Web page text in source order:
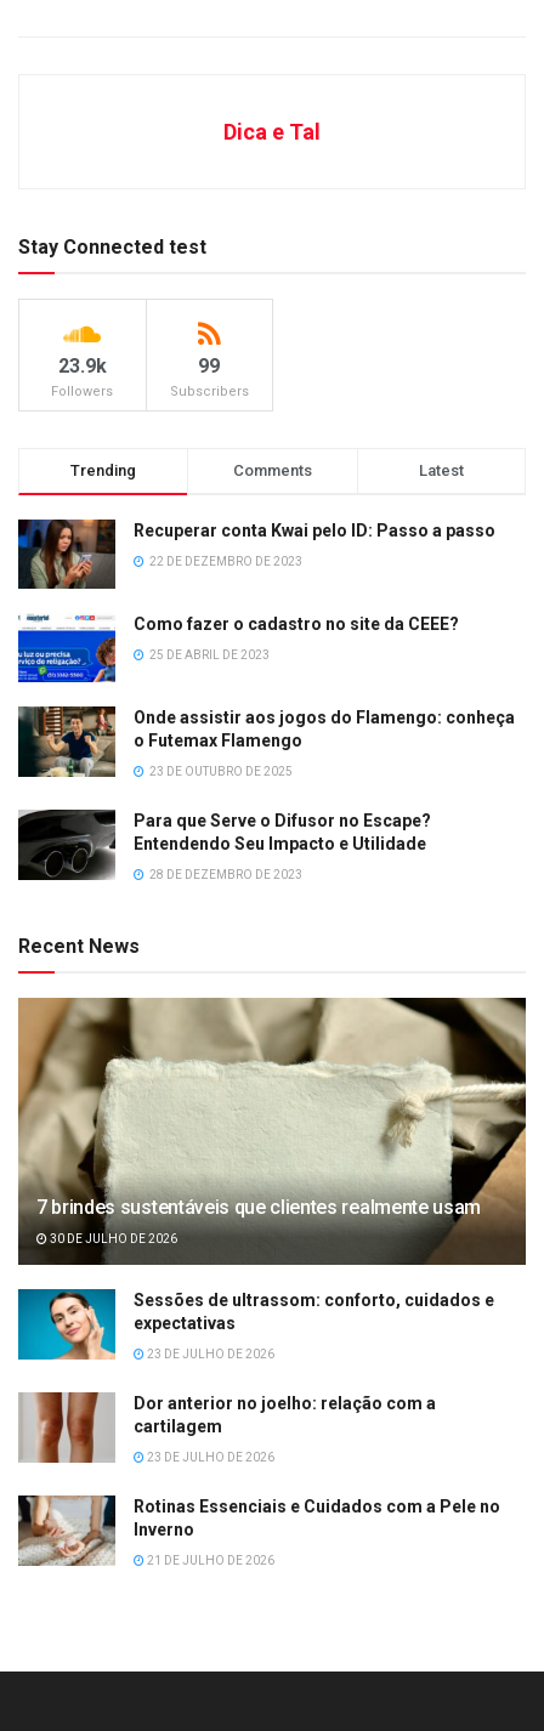
Dica e Tal
Stay Connected test
23.9k
Followers
99
Subscribers
Trending Comments Latest
Recuperar conta Kwai pelo ID: Passo a passo
22 DE DEZEMBRO DE 2023
Como fazer o cadastro no site da CEEE?
25 DE ABRIL DE 2023
Onde assistir aos jogos do Flamengo: conheça
o Futemax Flamengo
23 DE OUTUBRO DE 2025
Para que Serve o Difusor no Escape?
Entendendo Seu Impacto e Utilidade
28 DE DEZEMBRO DE 2023
Recent News
7 brindes sustentáveis que clientes realmente usam
30 DE JULHO DE 2026
Sessões de ultrassom: conforto, cuidados e
expectativas
23 DE JULHO DE 2026
Dor anterior no joelho: relação com a
cartilagem
23 DE JULHO DE 2026
Rotinas Essenciais e Cuidados com a Pele no
Inverno
21 DE JULHO DE 2026